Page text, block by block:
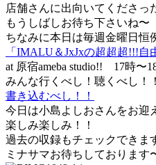
店舗さんに出向いてくださっ
もうしばしお待ち下さいね〜
ちなみに本日は毎週金曜日恒
「IMALU＆JxJxの超超超!!!自
at 原宿ameba studio!! 17時〜
みんな行くべし！聴くべし！！
書き込むべし！！
今日は小島よしおさんをお迎
楽しみ楽しみ！！
過去の収録もチェックできま
ミナサマお待ちしております